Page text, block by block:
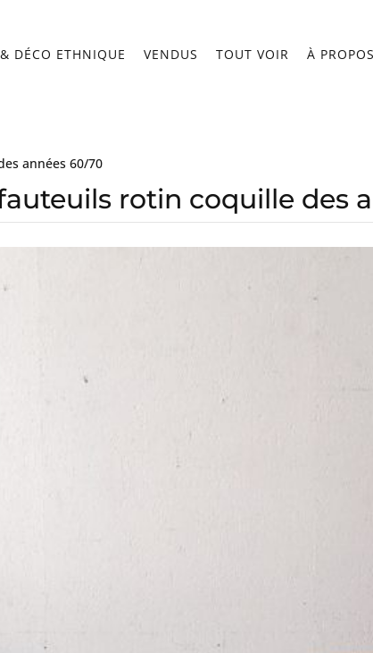
DÉCO ETHNIQUE VENDUS TOUT VOIR À
années 60/70
rotin coquille des